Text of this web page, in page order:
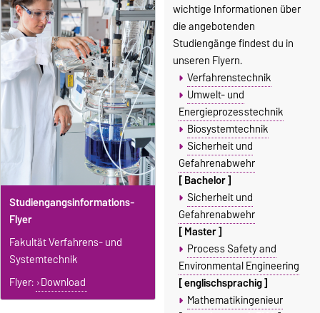
Studiengangsinformations-
Flyer
Fakultät Verfahrens- und
Systemtechnik
Flyer: Download
wichtige Informationen über
die angebotenden
Studiengänge findest du in
unseren Flyern.
Verfahrenstechnik
Umwelt- und
Energieprozesstechnik
Biosystemtechnik
Sicherheit und
Gefahrenabwehr
[ Bachelor ]
Sicherheit und
Gefahrenabwehr
[ Master ]
Process Safety and
Environmental Engineering
[ englischsprachig ]
Mathematikingenieur